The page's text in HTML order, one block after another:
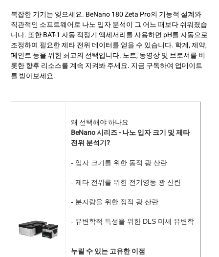
복잡한 기기는 잊으세요. BeNano 180 Zeta Pro의 기능적 설계와
직관적인 소프트웨어로 나노 입자 분석이 그 어느 때보다 쉬워졌습
니다. 또한 BAT-1 자동 적정기 액세서리를 사용하면 pH를 자동으로
조정하여 필요한 제타 전위 데이터를 얻을 수 있습니다. 학계, 제약,
페인트 등을 위한 최고의 선택입니다. 노트, 동영상 및 브로셔를 비
롯한 향후 리소스를 계속 지켜봐 주세요. 지금 구독하여 업데이트
를 받아보세요.
왜 선택해야 하나요
BeNano 시리즈 - 나노 입자 크기 및 제타
전위 분석기?
- 입자 크기를 위한 동적 광 산란
- 제타 전위를 위한 전기영동 광 산란
- 분자량을 위한 정적 광 산란
- 유변학적 특성을 위한 DLS 미세 유변학
누릴 수 있는 고유한 이점